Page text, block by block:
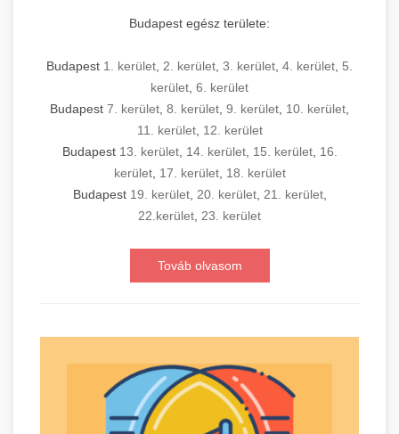
Budapest egész területe:
Budapest 1. kerület, 2. kerület, 3. kerület, 4. kerület, 5.
kerület, 6. kerület
Budapest 7. kerület, 8. kerület, 9. kerület, 10. kerület,
11. kerület, 12. kerület
Budapest 13. kerület, 14. kerület, 15. kerület, 16.
kerület, 17. kerület, 18. kerület
Budapest 19. kerület, 20. kerület, 21. kerület,
22.kerület, 23. kerület
Továb olvasom